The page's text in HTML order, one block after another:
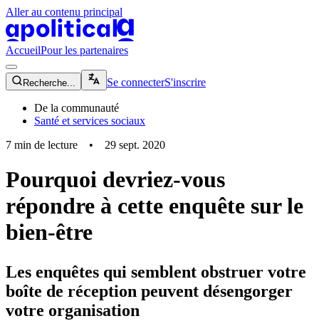
Aller au contenu principal
apolitical-logo-default
AccueilPour les partenaires
magnifying-glass-icon
Recherche... Se connecterS'inscrire
De la communauté
Santé et services sociaux
7 min de lecture • 29 sept. 2020
Pourquoi devriez-vous
répondre à cette enquête sur le
bien-être
Les enquêtes qui semblent obstruer votre
boîte de réception peuvent désengorger
votre organisation